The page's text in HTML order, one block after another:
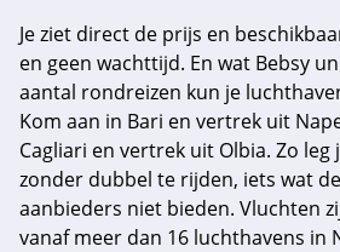
Je ziet direct de prijs en
en geen wachttijd. En wat Bebsy
aantal rondreizen kun je
Kom aan in Bari en vertrek uit
Cagliari en vertrek uit Olbia. Zo leg
zonder dubbel te rijden, iets wat
aanbieders niet bieden. Vluchten
vanaf meer dan 16 luchthavens in